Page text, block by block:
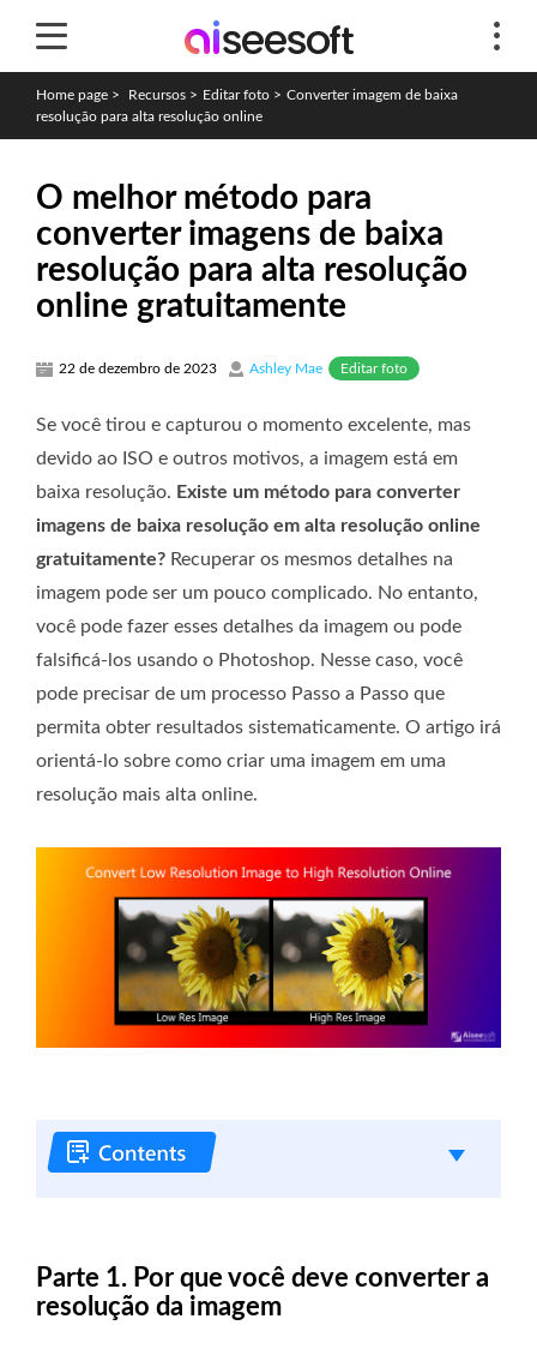
Home page > Recursos > Editar foto > Converter imagem de baixa
resolução para alta resolução online
O melhor método para
converter imagens de baixa
resolução para alta resolução
online gratuitamente
22 de dezembro de 2023 Ashley Mae Editar foto
Se você tirou e capturou o momento excelente, mas
devido ao ISO e outros motivos, a imagem está em
baixa resolução. Existe um método para converter
imagens de baixa resolução em alta resolução online
gratuitamente? Recuperar os mesmos detalhes na
imagem pode ser um pouco complicado. No entanto,
você pode fazer esses detalhes da imagem ou pode
falsificá-los usando o Photoshop. Nesse caso, você
pode precisar de um processo Passo a Passo que
permita obter resultados sistematicamente. O artigo irá
orientá-lo sobre como criar uma imagem em uma
resolução mais alta online.
Parte 1. Por que você deve converter a
resolução da imagem